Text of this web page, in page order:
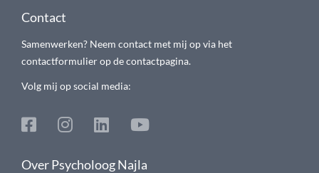
Contact
Samenwerken? Neem contact met mij op via het
contactformulier op de contactpagina.
Volg mij op social media:
Over Psycholoog Najla